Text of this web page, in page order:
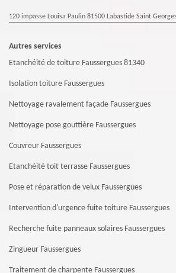
120 impasse Louisa Paulin 81500 Labastide Saint
Autres services
Etanchéité de toiture Faussergues 81340
Isolation toiture Faussergues
Nettoyage ravalement façade Faussergues
Nettoyage pose gouttière Faussergues
Couvreur Faussergues
Etanchéité toit terrasse Faussergues
Pose et réparation de velux Faussergues
Intervention d'urgence fuite toiture Faussergues
Recherche fuite panneaux solaires Faussergues
Zingueur Faussergues
Traitement de charpente Faussergues